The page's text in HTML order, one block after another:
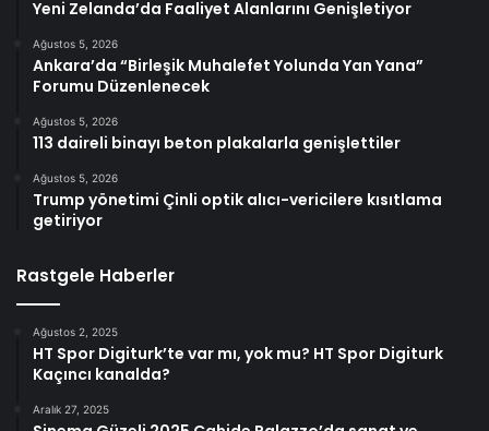
Yeni Zelanda’da Faaliyet Alanlarını Genişletiyor
Ağustos 5, 2026
Ankara’da “Birleşik Muhalefet Yolunda Yan Yana”
Forumu Düzenlenecek
Ağustos 5, 2026
113 daireli binayı beton plakalarla genişlettiler
Ağustos 5, 2026
Trump yönetimi Çinli optik alıcı-vericilere kısıtlama
getiriyor
Rastgele Haberler
Ağustos 2, 2025
HT Spor Digiturk’te var mı, yok mu? HT Spor Digiturk
Kaçıncı kanalda?
Aralık 27, 2025